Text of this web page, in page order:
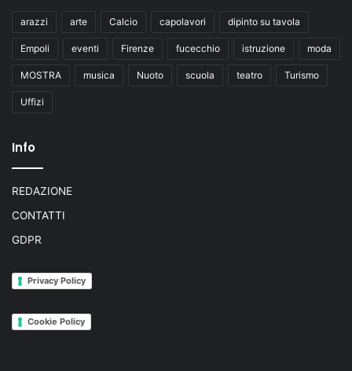
arazzi arte Calcio capolavori dipinto su tavola
Empoli eventi Firenze fucecchio istruzione moda
MOSTRA musica Nuoto scuola teatro Turismo
Uffizi
Info
REDAZIONE
CONTATTI
GDPR
Privacy Policy
Cookie Policy